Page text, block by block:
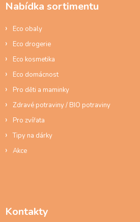
Nabídka sortimentu
Eco obaly
Eco drogerie
Eco kosmetika
Eco domácnost
Pro děti a maminky
Zdravé potraviny / BIO potraviny
Pro zvířata
Tipy na dárky
Akce
Kontakty